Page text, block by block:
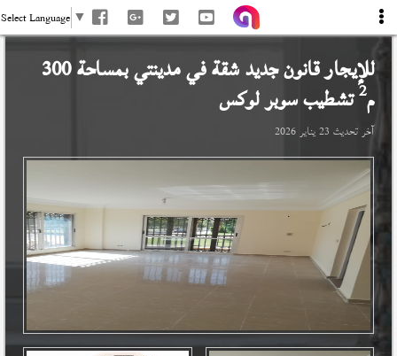
Select Language ▼
للإيجار قانون جديد شقة فيمدينتي بمساحة 300
م2تشطيب سوبر لوكس
آخر تحديث 23 يناير 2026